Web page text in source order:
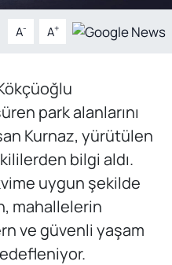
A- A+
park alanlarını
Kurnaz, yürütülen
bilgi aldı.
uygun şekilde
mahallelerin
ve güvenli yaşam